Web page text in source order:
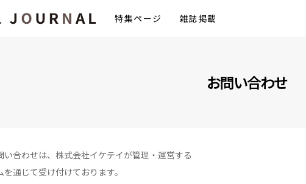
特集ページ 雑誌掲載
お問い合わせ
合わせは、株式会社イケテイが管理・運営する
通じて受け付けております。